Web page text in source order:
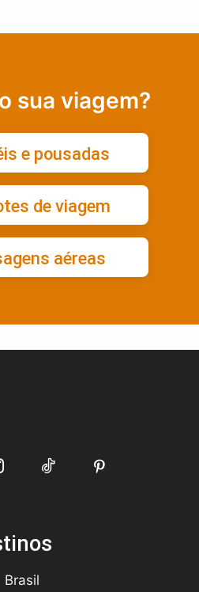
sua viagem?
e pousadas
de viagem
aéreas
Brasil